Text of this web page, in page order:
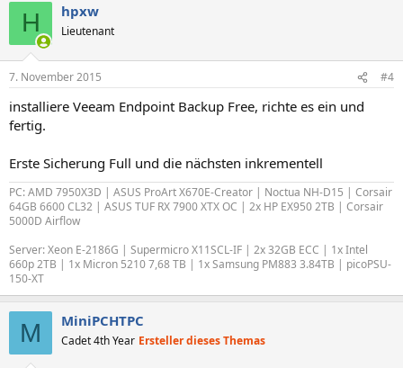
H hpxw
Lieutenant
7. November 2015 #4
installiere Veeam Endpoint Backup Free, richte es ein und
fertig.
Erste Sicherung Full und die nächsten inkrementell
PC: AMD 7950X3D | ASUS ProArt X670E-Creator | Noctua NH-D15 | Corsair
64GB 6600 CL32 | ASUS TUF RX 7900 XTX OC | 2x HP EX950 2TB | Corsair
5000D Airflow
Server: Xeon E-2186G | Supermicro X11SCL-IF | 2x 32GB ECC | 1x Intel
660p 2TB | 1x Micron 5210 7,68 TB | 1x Samsung PM883 3.84TB | picoPSU-
150-XT
M MiniPCHTPC
Cadet 4th Year Ersteller dieses Themas